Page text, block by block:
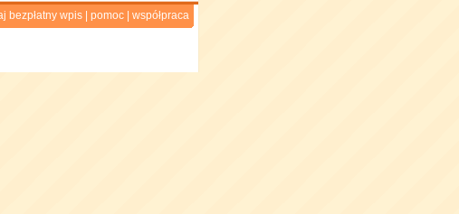
bezpłatny wpis pomoc współpraca